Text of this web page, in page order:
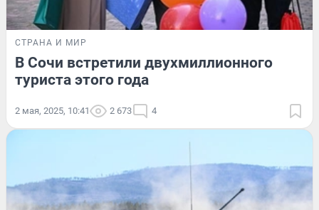
СТРАНА И МИР
В Сочи встретили двухмиллионного
туриста этого года
2 мая, 2025, 10:41 2 673 4